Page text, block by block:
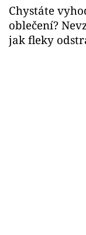
Chystáte
oblečení?
jak fleky